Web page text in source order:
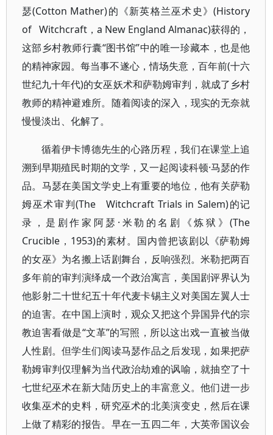
瑟(Cotton Mather)的《新英格兰巫术史》(History
of Witchcraft，a New England Almanac)获得的，
这部乡村教师行囊“图书馆”中的唯一珍藏本，也是他
的精神家园。每当事不遂心，情场失意，百年前(十六
世纪九十年代)的女巫妖术和萨勒姆审判，就成了乡村
教师的精神避难所。随着阅读的深入，现实的无奈就
慢慢淡出、化解了。
循着伊卡博德先生的心路历程，我们在课堂上追
溯到早期殖民时期的文学，又一起阅读科顿·马瑟的作
品。马瑟在美国文学史上有重要的地位，他有关萨勒
姆巫术审判(The Witchcraft Trials in Salem)的记
录，是剧作家阿瑟·米勒的名剧《炼狱》(The
Crucible，1953)的素材。国内曾把该剧以《萨勒姆
的女巫》为名搬上话剧舞台，反响强烈。米勒把两百
多年前的审判演绎成一个政治寓言，美国剧评界认为
他影射二十世纪五十年代麦卡锡主义对美国左翼人士
的迫害。在中国上演时，观众又把这个异国异代的宗
教迫害看做是“文革”的写照，所以这出戏一直被当做
人性剧。但学生们阅读马瑟作品之后发现，如果把萨
勒姆审判仅理解为当代政治劫难的讽喻，就抽空了十
七世纪巫术在新大陆历史上的丰富意义。他们进一步
收集巫术的史料，研究巫术的北美演变史，然后在课
上做了精彩的报告。早在一五四二年，大英帝国议会